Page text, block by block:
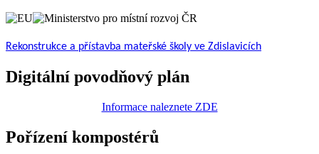
Rekonstrukce a přístavba mateřské školy ve Zdislavicích
Digitální povodňový plán
Informace naleznete ZDE
Pořízení kompostérů